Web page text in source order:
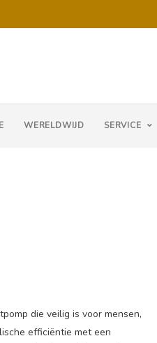
WERELDWIJD SERVICE
die veilig is voor mensen,
efficiëntie met een